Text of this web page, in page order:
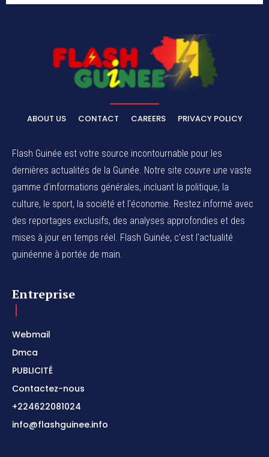
ABOUT US CONTACT CAREERS PRIVACY POLICY
Flash Guinée est votre source incontournable pour les
dernières actualités de la Guinée. Notre site couvre une vaste
gamme d'informations générales, incluant la politique, la
culture, le sport, la société et l'économie. Restez informé avec
des reportages exclusifs, des analyses approfondies et des
mises à jour en temps réel. Flash Guinée, c'est l'actualité
guinéenne à portée de main.
Entreprise
Webmail
Dmca
PUBLICITÉ
Contactez-nous
+224622081024
info@flashguinee.info